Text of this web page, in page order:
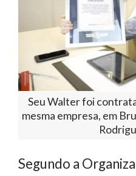
Seu Walter foi
mesma empresa, em
Segundo a